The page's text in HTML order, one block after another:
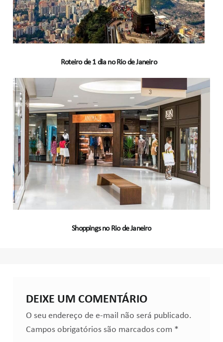
Roteiro de 1 dia no Rio de Janeiro
Shoppings no Rio de Janeiro
DEIXE UM COMENTÁRIO
O seu endereço de e-mail não será publicado.
Campos obrigatórios são marcados com *